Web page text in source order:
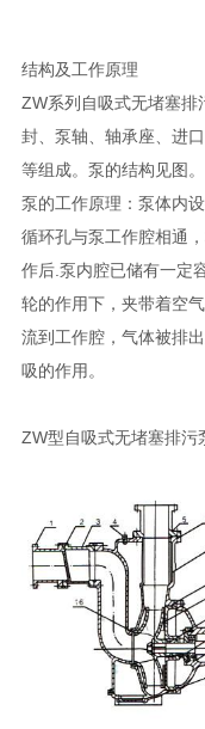
结构及工作原理
ZW系列自吸式无堵塞排
封、泵轴、轴承座、进
等组成。泵的结构见图。
泵的工作原理：泵体内
循环孔与泵工作腔相通
作后.泵内腔已储有一定
轮的作用下，夹带着空
流到工作腔，气体被排
吸的作用。
ZW型自吸式无堵塞排污